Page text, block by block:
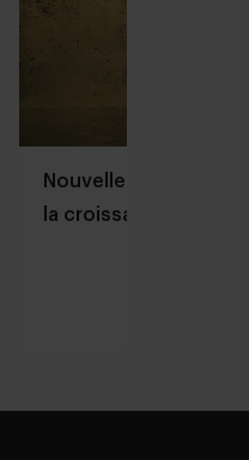
Nouvelle édition:
la croissance